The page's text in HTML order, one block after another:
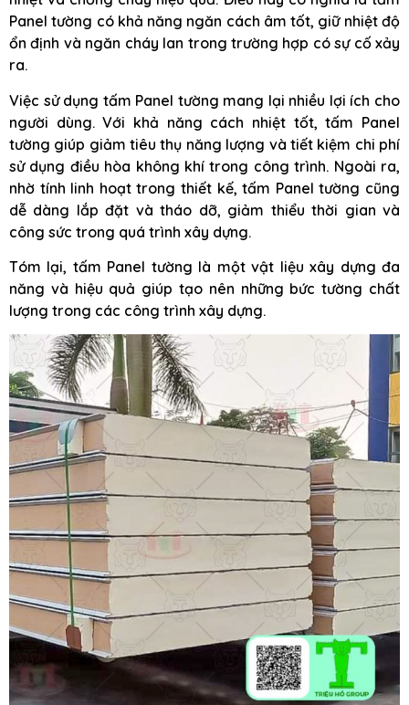
Panel tường có khả năng ngăn cách âm tốt, giữ nhiệt độ
ổn định và ngăn cháy lan trong trường hợp có sự cố xảy
ra.
Việc sử dụng tấm Panel tường mang lại nhiều lợi ích cho
người dùng. Với khả năng cách nhiệt tốt, tấm Panel
tường giúp giảm tiêu thụ năng lượng và tiết kiệm chi phí
sử dụng điều hòa không khí trong công trình. Ngoài ra,
nhờ tính linh hoạt trong thiết kế, tấm Panel tường cũng
dễ dàng lắp đặt và tháo dỡ, giảm thiểu thời gian và
công sức trong quá trình xây dựng.
Tóm lại, tấm Panel tường là một vật liệu xây dựng đa
năng và hiệu quả giúp tạo nên những bức tường chất
lượng trong các công trình xây dựng.